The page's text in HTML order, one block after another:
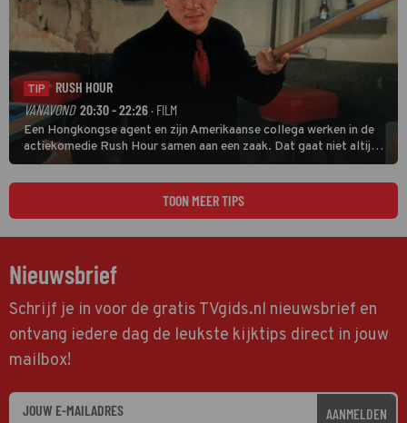
TIP
RUSH HOUR
VANAVOND 20:30 - 22:26 · FILM
Een Hongkongse agent en zijn Amerikaanse collega werken in de
actiekomedie Rush Hour samen aan een zaak. Dat gaat niet altijd
van een leien dakje.
TOON MEER TIPS
Nieuwsbrief
Schrijf je in voor de gratis TVgids.nl nieuwsbrief en
ontvang iedere dag de leukste kijktips direct in jouw
mailbox!
AANMELDEN